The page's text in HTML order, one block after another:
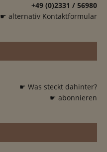
+49 (0)2331 / 56980
☛ alternativ Kontaktformular
☛ Was steckt dahinter?
☛ abonnieren